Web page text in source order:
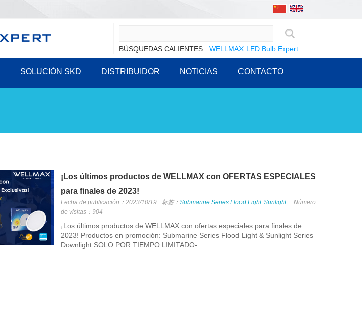
BÚSQUEDAS CALIENTES: WELLMAX LED Bulb Expert
SOLUCIÓN SKD DISTRIBUIDOR NOTICIAS CONTACTO
¡Los últimos productos de WELLMAX con OFERTAS ESPECIALES
para finales de 2023!
Fecha de publicación：2023/10/19 标签：Submarine Series Flood Light Sunlight
Número
de visitas：904
¡Los últimos productos de WELLMAX con ofertas especiales para finales de
2023! Productos en promoción: Submarine Series Flood Light & Sunlight Series
Downlight SOLO POR TIEMPO LIMITADO-...